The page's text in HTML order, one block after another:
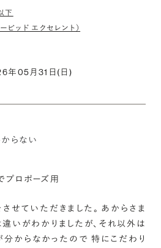
下
ピッド エクセレント）
年05月31日(日)
らない
プロポーズ用
せていただきました。 あからさま
いがわかりましたが、それ以外は
からなかったので 特にこだわり